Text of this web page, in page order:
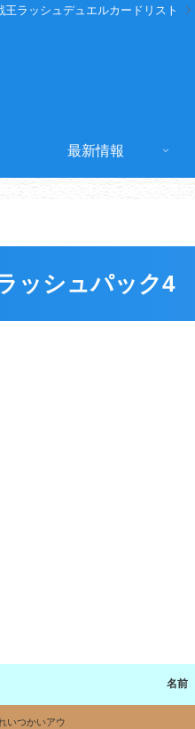
王ラッシュデュエルカードリスト
最新情報
ッシュパック4
名前
いつかいアウ